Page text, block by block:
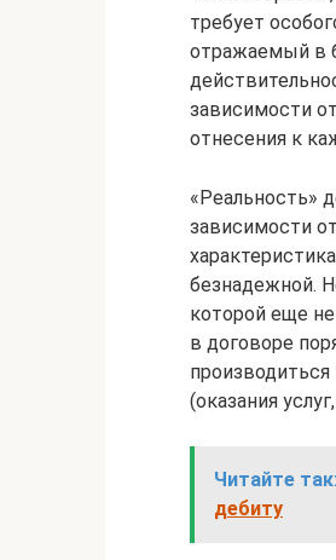
требует
отражаемый в
зависимости
отнесения к
«Реальность»
зависимости
безнадежной.
которой еще
в договоре
(оказания
Читайте
дебиту